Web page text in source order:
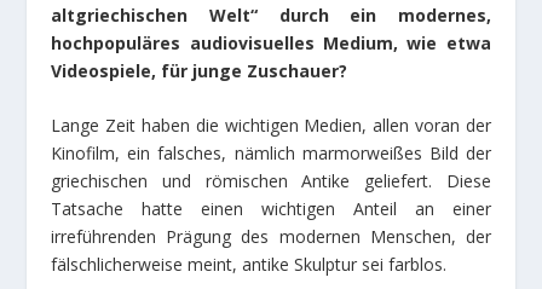
altgriechischen Welt“ durch ein modernes,
hochpopuläres audiovisuelles Medium, wie etwa
Videospiele, für junge Zuschauer?
Lange Zeit haben die wichtigen Medien, allen voran der
Kinofilm, ein falsches, nämlich marmorweißes Bild der
griechischen und römischen Antike geliefert. Diese
Tatsache hatte einen wichtigen Anteil an einer
irreführenden Prägung des modernen Menschen, der
fälschlicherweise meint, antike Skulptur sei farblos.